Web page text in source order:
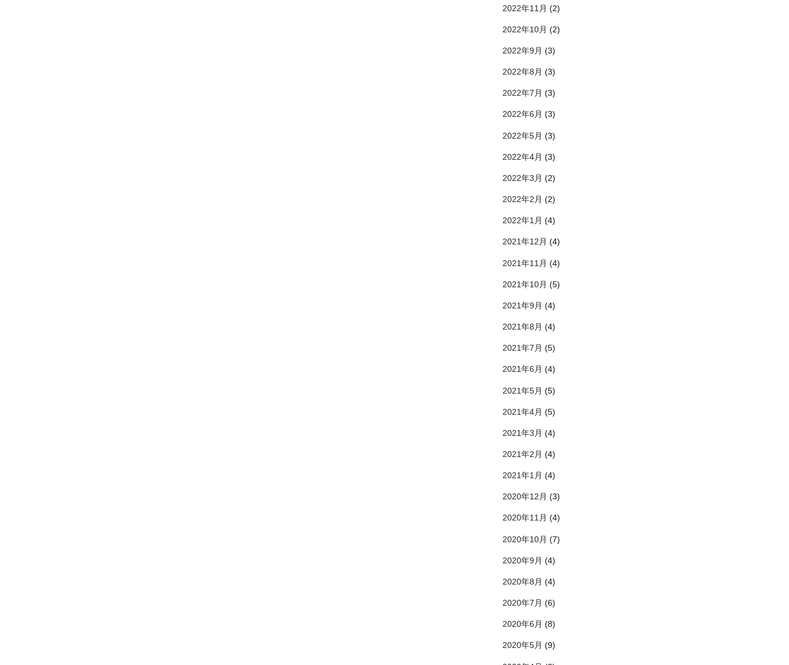
2022年11月 (2)
2022年10月 (2)
2022年9月 (3)
2022年8月 (3)
2022年7月 (3)
2022年6月 (3)
2022年5月 (3)
2022年4月 (3)
2022年3月 (2)
2022年2月 (2)
2022年1月 (4)
2021年12月 (4)
2021年11月 (4)
2021年10月 (5)
2021年9月 (4)
2021年8月 (4)
2021年7月 (5)
2021年6月 (4)
2021年5月 (5)
2021年4月 (5)
2021年3月 (4)
2021年2月 (4)
2021年1月 (4)
2020年12月 (3)
2020年11月 (4)
2020年10月 (7)
2020年9月 (4)
2020年8月 (4)
2020年7月 (6)
2020年6月 (8)
2020年5月 (9)